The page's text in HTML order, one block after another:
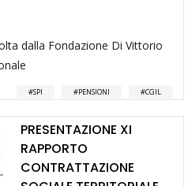
dalla Fondazione Di Vittorio
SPI PENSIONI CGIL
PRESENTAZIONE XI
RAPPORTO
CONTRATTAZIONE